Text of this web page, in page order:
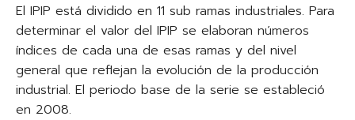
El IPIP está dividido en 11 sub ramas industriales. Para
determinar el valor del IPIP se elaboran números
índices de cada una de esas ramas y del nivel
general que reflejan la evolución de la producción
industrial. El periodo base de la serie se estableció
en 2008.